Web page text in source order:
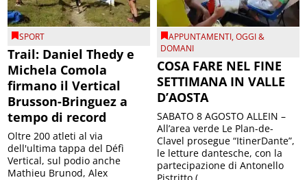
SPORT
Trail: Daniel Thedy e
Michela Comola
firmano il Vertical
Brusson-Bringuez a
tempo di record
Oltre 200 atleti al via
dell'ultima tappa del Défì
Vertical, sul podio anche
Mathieu Brunod, Alex
APPUNTAMENTI,OGGI &
DOMANI
COSA FARE NEL FINE
SETTIMANA IN VALLE
D’AOSTA
SABATO 8 AGOSTO ALLEIN –
All’area verde Le Plan-de-
Clavel prosegue “ItinerDante”,
le letture dantesche, con la
partecipazione di Antonello